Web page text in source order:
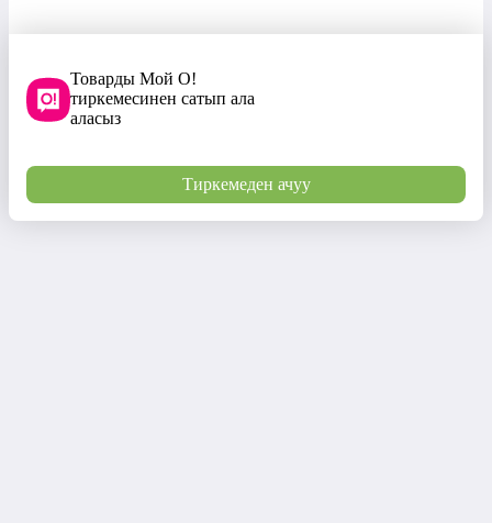
Товарды Мой О!
тиркемесинен сатып ала
аласыз
Тиркемеден ачуу